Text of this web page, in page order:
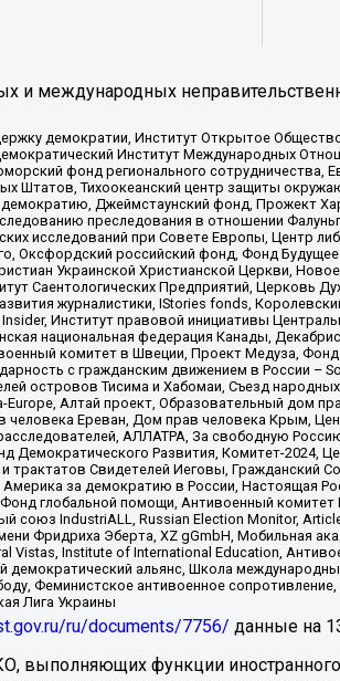
и международных
демократии, Институт Открытое
Институт Международных
фонд регионального
Штатов, Тихоокеанский центр защиты
Джеймстаунский фонд, Прожект
преследования в отношении
исследований при Совете Европы, Центр
Оксфордский российский фонд, Фонд
Украинской Христианской Церкви,
Саентологических Предприятий, Церковь
журналистики, IStories fonds,
Институт правовой инициативы
национальная федерация Канады,
комитет в Швеции, Проект Медуза,
с гражданским движением в России –
островов Тисима и Хабомаи, Съезд
Europe, Алтай проект, Образовательный дом
человека Ереван, Дом прав человека Крым,
АЛЛАТРА, За свободную
Демократического Развития, Комитет-2024,
трактатов Свидетелей Иеговы, Гражданский
за демократию в России, Настоящая
глобальной помощи, Антивоенный
союз IndustriALL, Russian Election Monitor,
Фридриха Эберта, XZ gGmbH, Мобильная
Vistas, Institute of International Education,
демократический альянс, Школа
Феминистское антивоенное
Лига Украины
ru/documents/7756/ данные на
выполняющих функции иностранного